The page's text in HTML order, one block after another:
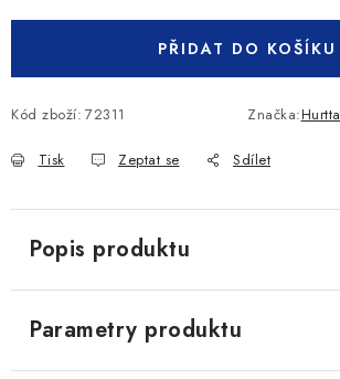
PŘIDAT DO KOŠÍKU
Kód zboží: 72311 Značka:Hurtta
Tisk Zeptat se Sdílet
Popis produktu
Parametry produktu